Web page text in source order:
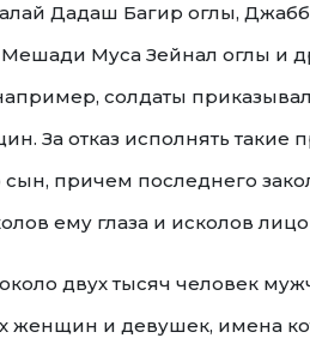
Дадаш Багир оглы,
Муса Зейнал оглы и
например, солдаты
За отказ исполнять
причем последнего
ему глаза и исколов
двух тысяч человек
женщин и девушек, имена